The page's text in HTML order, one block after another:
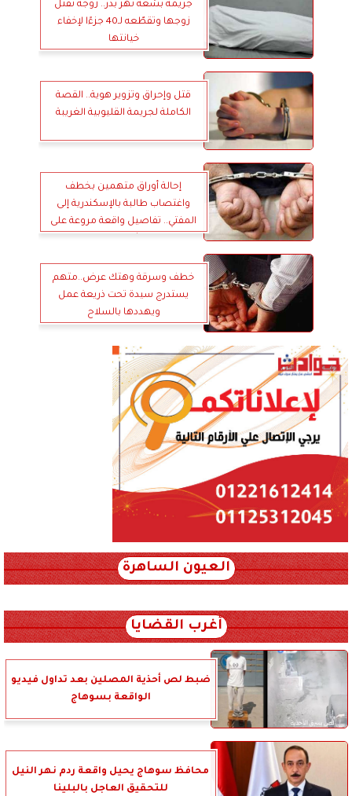
جريمة بشعة تهز بدر.. زوجة تقتل
زوجها وتقطّعه لـ40 جزءًا لإخفاء
خيانتها
قتل وإحراق وتزوير هوية.. القصة
الكاملة لجريمة القليوبية الغريبة
إحالة أوراق متهمين بخطف
واغتصاب طالبة بالإسكندرية إلى
المفتي.. تفاصيل واقعة مروعة على
خطف وسرقة وهتك عرض..متهم
يستدرج سيدة تحت ذريعة عمل
ويهددها بالسلاح
العيون الساهرة
أغرب القضايا
ضبط لص أحذية المصلين بعد تداول فيديو
الواقعة بسوهاج
محافظ سوهاج يحيل واقعة ردم نهر النيل
للتحقيق العاجل بالبلينا